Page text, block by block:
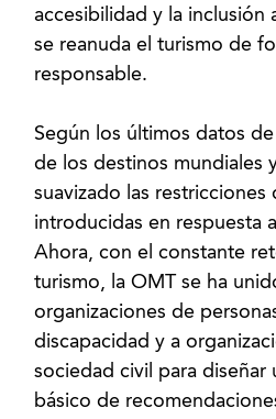
accesibilidad y la inclusión
se reanuda el turismo de
responsable.
Según los últimos datos
de los destinos mundiales
suavizado las restricciones
introducidas en respuesta
Ahora, con el constante
turismo, la OMT se ha
organizaciones de
discapacidad y a
sociedad civil para diseñar
básico de